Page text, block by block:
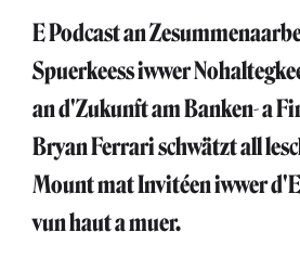
E Podcast an
Spuerkeess iwwer
an d'Zukunft am Banken- a
Bryan Ferrari schwätzt all
Mount mat Invitéen iwwer
vun haut a muer.⁣